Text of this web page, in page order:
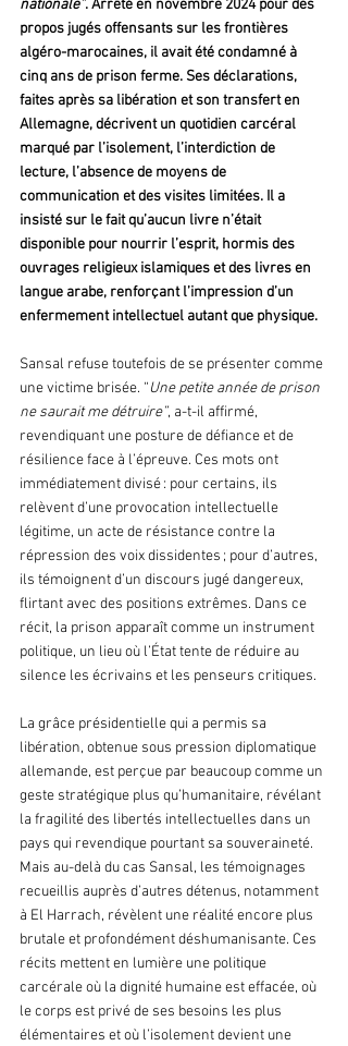
nationale”. Arrêté en novembre 2024 pour des
propos jugés offensants sur les frontières
algéro-marocaines, il avait été condamné à
cinq ans de prison ferme. Ses déclarations,
faites après sa libération et son transfert en
Allemagne, décrivent un quotidien carcéral
marqué par l’isolement, l’interdiction de
lecture, l’absence de moyens de
communication et des visites limitées. Il a
insisté sur le fait qu’aucun livre n’était
disponible pour nourrir l’esprit, hormis des
ouvrages religieux islamiques et des livres en
langue arabe, renforçant l’impression d’un
enfermement intellectuel autant que physique.
Sansal refuse toutefois de se présenter comme
une victime brisée. “Une petite année de prison
ne saurait me détruire”, a-t-il affirmé,
revendiquant une posture de défiance et de
résilience face à l’épreuve. Ces mots ont
immédiatement divisé : pour certains, ils
relèvent d’une provocation intellectuelle
légitime, un acte de résistance contre la
répression des voix dissidentes ; pour d’autres,
ils témoignent d’un discours jugé dangereux,
flirtant avec des positions extrêmes. Dans ce
récit, la prison apparaît comme un instrument
politique, un lieu où l’État tente de réduire au
silence les écrivains et les penseurs critiques.
La grâce présidentielle qui a permis sa
libération, obtenue sous pression diplomatique
allemande, est perçue par beaucoup comme un
geste stratégique plus qu’humanitaire, révélant
la fragilité des libertés intellectuelles dans un
pays qui revendique pourtant sa souveraineté.
Mais au-delà du cas Sansal, les témoignages
recueillis auprès d’autres détenus, notamment
à El Harrach, révèlent une réalité encore plus
brutale et profondément déshumanisante. Ces
récits mettent en lumière une politique
carcérale où la dignité humaine est effacée, où
le corps est privé de ses besoins les plus
élémentaires et où l’isolement devient une